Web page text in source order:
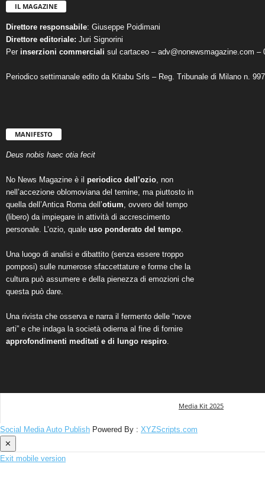
IL MAGAZINE
Direttore responsabile: Giuseppe Poidimani
Direttore editoriale: Juri Signorini
Per inserzioni commerciali sul cartaceo – adv@nonewsmagazine.com –
Periodico settimanale edito da Kitabu Srls – Reg. Tribunale di Milano n.
MANIFESTO
Deus nobis haec otia fecit
No News Magazine è il periodico dell’ozio , non
nell’accezione oblomoviana del temine, ma piuttosto in
quella dell’Antica Roma dell’otium , ovvero del tempo
(libero) da impiegare in attività di accrescimento
personale. L’ozio, quale uso ponderato del tempo
Una luogo di analisi e dibattito (senza essere troppo
pomposi) sulle numerose sfaccettature e forme che la
cultura può assumere e della pienezza di emozioni che
questa può dare.
Una rivista che osserva e narra il fermento delle “nove
arti” e che indaga la società odierna al fine di fornire
approfondimenti meditati e di lungo respiro
Media Kit 2025
Social Media Auto Publish Powered By : XYZScripts.com
✕
Exit mobile version